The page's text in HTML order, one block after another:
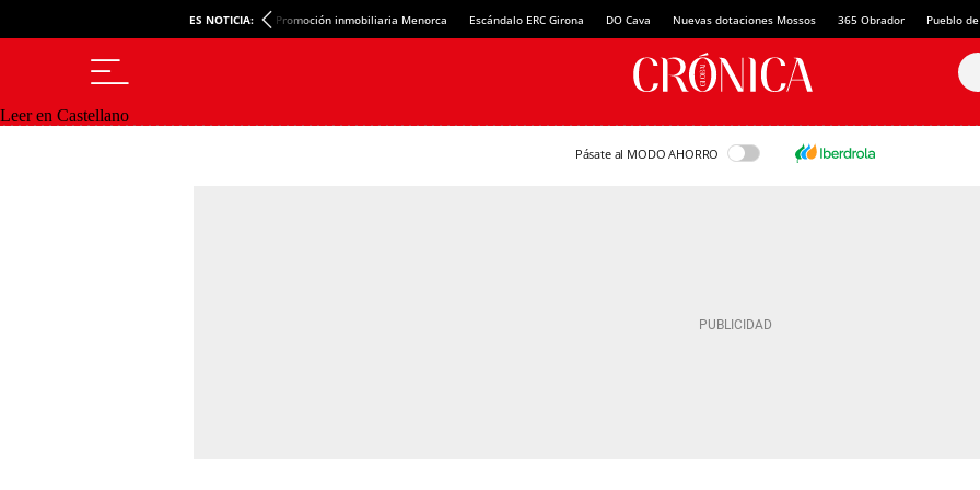
ES NOTICIA: Promoción inmobiliaria Menorca Escándalo ERC Girona DO Cava Nuevas dotaciones Mossos 365 Obrador Pueblo
Leer en Castellano
Pásate al MODO AHORRO